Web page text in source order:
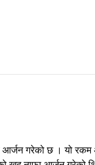
आर्जन गरेको छ । यो रकम